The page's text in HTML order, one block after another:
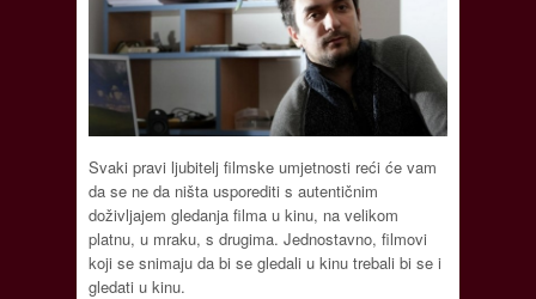
Svaki pravi ljubitelj filmske umjetnosti reći će vam
da se ne da ništa usporediti s autentičnim
doživljajem gledanja filma u kinu, na velikom
platnu, u mraku, s drugima. Jednostavno, filmovi
koji se snimaju da bi se gledali u kinu trebali bi se i
gledati u kinu.